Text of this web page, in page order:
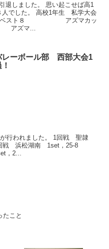
退しました。 思い起こせば高1
人でした。 高校1年生 私学大会
スト８ アズマカッ
ズマ...
レーボール部 西部大会1
が行われました。 1回戦 聖隷
戦 浜松湖南 1set，25-8
，2...
たこと